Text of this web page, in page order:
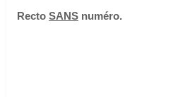
Recto SANSnuméro.